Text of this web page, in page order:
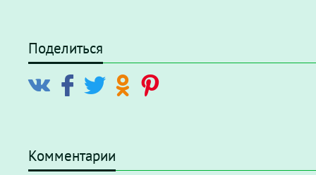
Поделиться
Комментарии